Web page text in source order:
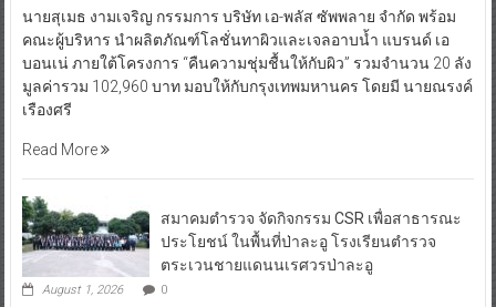
นายสุเมธ งามเจริญ กรรมการ บริษัท เอ-พลัส ซัพพลาย จำกัด พร้อม
คณะผู้บริหาร นำผลิตภัณฑ์โลชั่นทาผิวและเจลอาบน้ำ แบรนด์ เอ
บอนเน่ ภายใต้โครงการ “คืนความชุ่มชื้นให้กับผิว” รวมจำนวน 20 ลัง
มูลค่ารวม 102,960 บาท มอบให้กับกรุงเทพมหานคร โดยมี นายณรงค์
เรืองศรี
Read More
สมาคมตำรวจ จัดกิจกรรม CSR เพื่อสาธารณะ
ประโยชน์ ในพื้นที่ป่าละอู โรงเรียนตำรวจ
ตระเวนชายแดนนเรศวรป่าละอู
August 1, 2026 0